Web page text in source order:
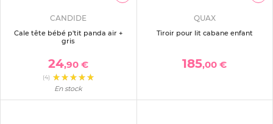
CANDIDE
Cale tête bébé p'tit panda air +
gris
24,90 €
(4)
En stock
QUAX
Tiroir pour lit cabane enfant
185,00 €